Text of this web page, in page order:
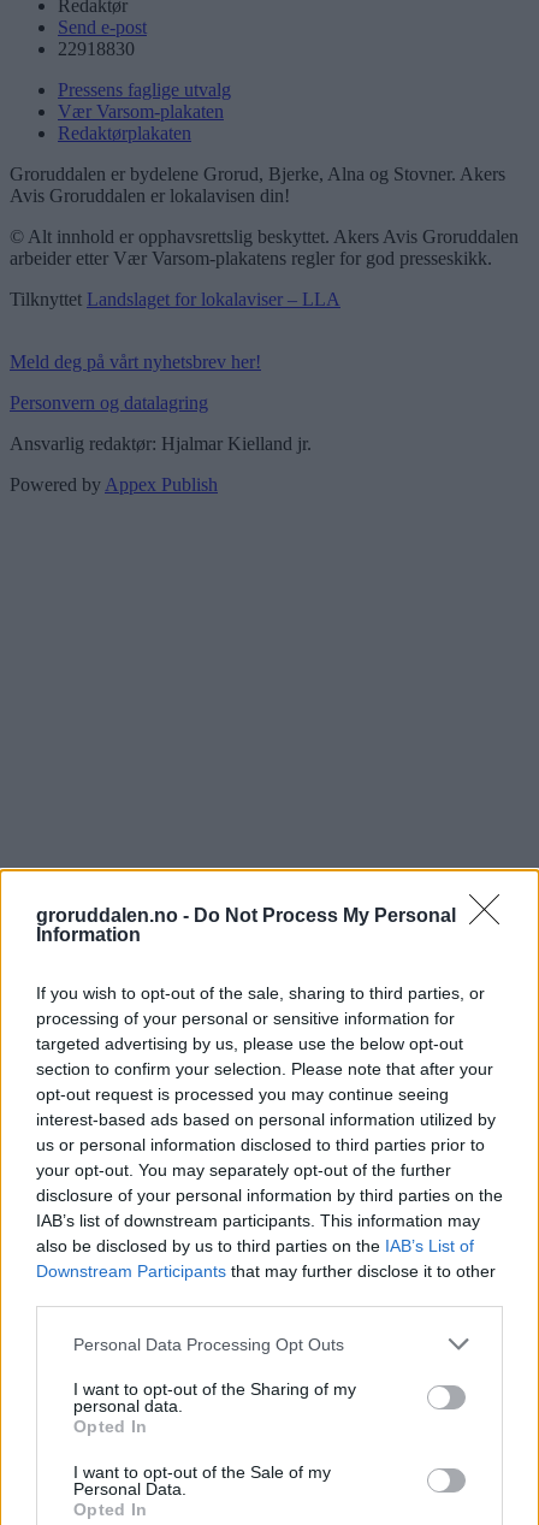
groruddalen.no - Do Not Process My Personal
Information
If you wish to opt-out of the sale, sharing to third parties, or
processing of your personal or sensitive information for
targeted advertising by us, please use the below opt-out
section to confirm your selection. Please note that after your
opt-out request is processed you may continue seeing
interest-based ads based on personal information utilized by
us or personal information disclosed to third parties prior to
your opt-out. You may separately opt-out of the further
disclosure of your personal information by third parties on the
IAB’s list of downstream participants. This information may
also be disclosed by us to third parties on the IAB’s List of
Downstream Participants that may further disclose it to other
Personal Data Processing Opt Outs
I want to opt-out of the Sharing of my
personal data.
Opted In
I want to opt-out of the Sale of my
Personal Data.
Opted In
Redaktør
Send e-post
22918830
Pressens faglige utvalg
Vær Varsom-plakaten
Redaktørplakaten
Groruddalen er bydelene Grorud, Bjerke, Alna og Stovner. Akers
Avis Groruddalen er lokalavisen din!
© Alt innhold er opphavsrettslig beskyttet. Akers Avis Groruddalen
arbeider etter Vær Varsom-plakatens regler for god presseskikk.
Tilknyttet Landslaget for lokalaviser – LLA
Meld deg på vårt nyhetsbrev her!
Personvern og datalagring
Ansvarlig redaktør: Hjalmar Kielland jr.
Powered by Appex Publish